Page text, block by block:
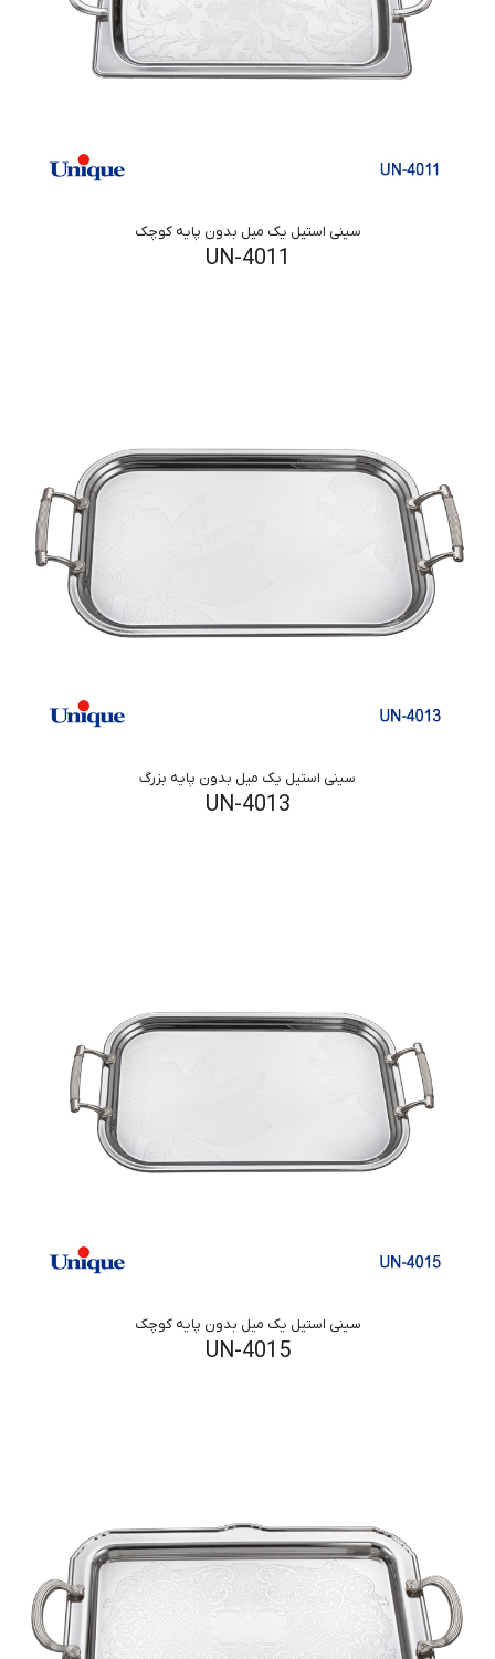
سینی استیل یک میل بدون پایه کوچک
UN-4011
سینی استیل یک میل بدون پایه بزرگ
UN-4013
سینی استیل یک میل بدون پایه کوچک
UN-4015